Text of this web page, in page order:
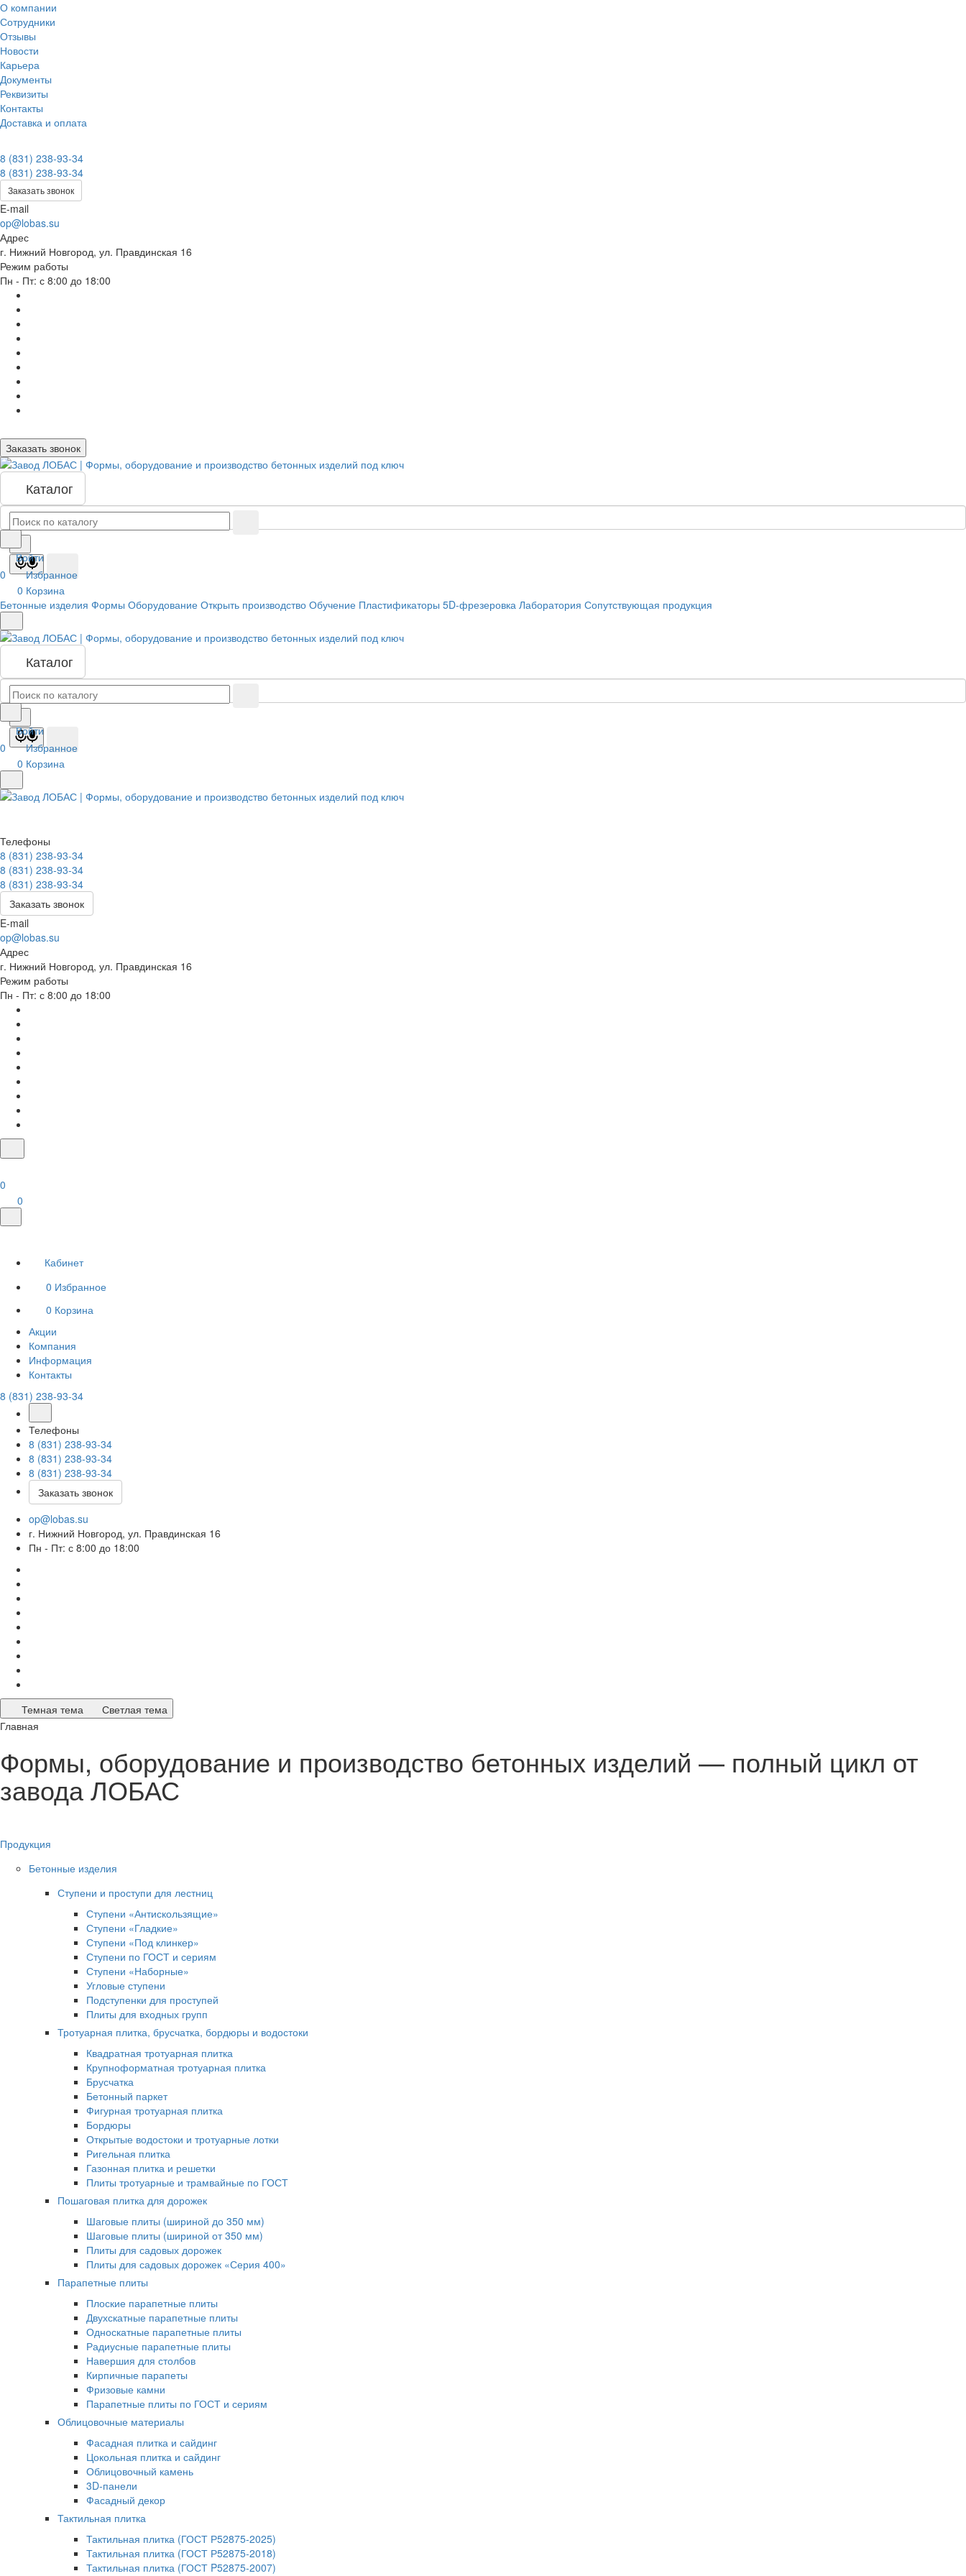
О компании
Сотрудники
Отзывы
Новости
Карьера
Документы
Реквизиты
Контакты
Доставка и оплата
8 (831) 238-93-34
8 (831) 238-93-34
Заказать звонок
E-mail
op@lobas.su
Адрес
г. Нижний Новгород, ул. Правдинская 16
Режим работы
Пн - Пт: с 8:00 до 18:00
Заказать звонок
Каталог
Войти
0
Избранное
0 Корзина
Бетонные изделия Формы Оборудование Открыть производство Обучение Пластификаторы 5D-фрезеровка Лаборатория Сопутствующая продукция
Каталог
Войти
0
Избранное
0 Корзина
Телефоны
8 (831) 238-93-34
8 (831) 238-93-34
8 (831) 238-93-34
Заказать звонок
E-mail
op@lobas.su
Адрес
г. Нижний Новгород, ул. Правдинская 16
Режим работы
Пн - Пт: с 8:00 до 18:00
0
0
Кабинет
0 Избранное
0 Корзина
Акции
Компания
Информация
Контакты
8 (831) 238-93-34
Телефоны
8 (831) 238-93-34
8 (831) 238-93-34
8 (831) 238-93-34
Заказать звонок
op@lobas.su
г. Нижний Новгород, ул. Правдинская 16
Пн - Пт: с 8:00 до 18:00
Темная тема
Светлая тема
Главная
Формы, оборудование и производство бетонных изделий — полный цикл от
завода ЛОБАС
Продукция
Бетонные изделия
Ступени и проступи для лестниц
Ступени «Антискользящие»
Ступени «Гладкие»
Ступени «Под клинкер»
Ступени по ГОСТ и сериям
Ступени «Наборные»
Угловые ступени
Подступенки для проступей
Плиты для входных групп
Тротуарная плитка, брусчатка, бордюры и водостоки
Квадратная тротуарная плитка
Крупноформатная тротуарная плитка
Брусчатка
Бетонный паркет
Фигурная тротуарная плитка
Бордюры
Открытые водостоки и тротуарные лотки
Ригельная плитка
Газонная плитка и решетки
Плиты тротуарные и трамвайные по ГОСТ
Пошаговая плитка для дорожек
Шаговые плиты (шириной до 350 мм)
Шаговые плиты (шириной от 350 мм)
Плиты для садовых дорожек
Плиты для садовых дорожек «Серия 400»
Парапетные плиты
Плоские парапетные плиты
Двухскатные парапетные плиты
Односкатные парапетные плиты
Радиусные парапетные плиты
Навершия для столбов
Кирпичные парапеты
Фризовые камни
Парапетные плиты по ГОСТ и сериям
Облицовочные материалы
Фасадная плитка и сайдинг
Цокольная плитка и сайдинг
Облицовочный камень
3D-панели
Фасадный декор
Тактильная плитка
Тактильная плитка (ГОСТ Р52875-2025)
Тактильная плитка (ГОСТ Р52875-2018)
Тактильная плитка (ГОСТ P52875-2007)